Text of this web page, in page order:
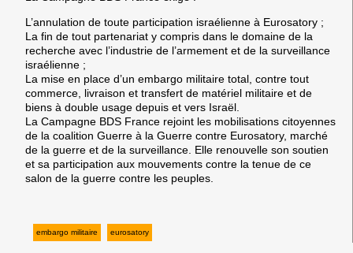
L’annulation de toute participation israélienne à Eurosatory ;
La fin de tout partenariat y compris dans le domaine de la
recherche avec l’industrie de l’armement et de la surveillance
israélienne ;
La mise en place d’un embargo militaire total, contre tout
commerce, livraison et transfert de matériel militaire et de
biens à double usage depuis et vers Israël.
La Campagne BDS France rejoint les mobilisations citoyennes
de la coalition Guerre à la Guerre contre Eurosatory, marché
de la guerre et de la surveillance. Elle renouvelle son soutien
et sa participation aux mouvements contre la tenue de ce
salon de la guerre contre les peuples.
embargo militaire eurosatory